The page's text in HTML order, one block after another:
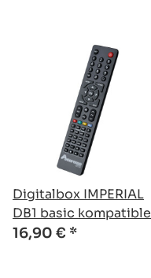
Digitalbox IMPERIAL
DB1 basic kompatible
Ersatz Fernbedienung
16,90 € *